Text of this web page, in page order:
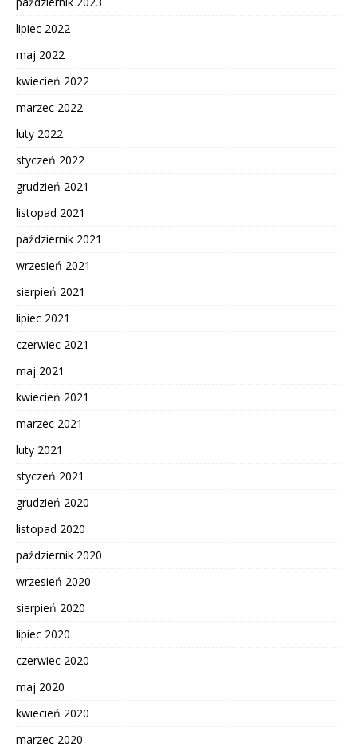
lipiec 2022
maj 2022
kwiecień 2022
marzec 2022
luty 2022
styczeń 2022
grudzień 2021
listopad 2021
październik 2021
wrzesień 2021
sierpień 2021
lipiec 2021
czerwiec 2021
maj 2021
kwiecień 2021
marzec 2021
luty 2021
styczeń 2021
grudzień 2020
listopad 2020
październik 2020
wrzesień 2020
sierpień 2020
lipiec 2020
czerwiec 2020
maj 2020
kwiecień 2020
marzec 2020